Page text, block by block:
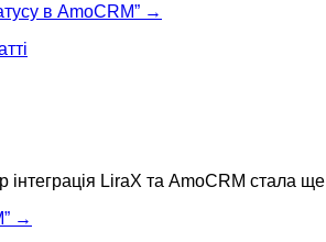
в AmoCRM” →
інтеграція LiraX та AmoCRM стала
→